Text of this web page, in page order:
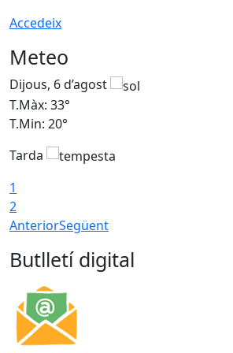
Accedeix
Meteo
Dijous, 6 d’agost
T.Màx: 33°
T.Min: 20°
Tarda
1
2
AnteriorSegüent
Butlletí digital